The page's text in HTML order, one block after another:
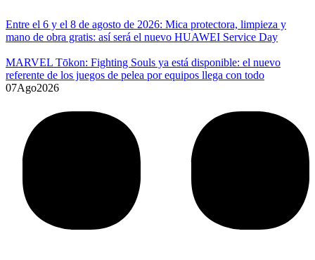
Entre el 6 y el 8 de agosto de 2026: Mica protectora, limpieza y
mano de obra gratis: así será el nuevo HUAWEI Service Day
MARVEL Tōkon: Fighting Souls ya está disponible: el nuevo
referente de los juegos de pelea por equipos llega con todo
07Ago2026